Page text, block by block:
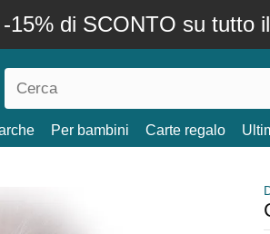
-15% di SCONTO su tutto
Per bambini Carte regalo